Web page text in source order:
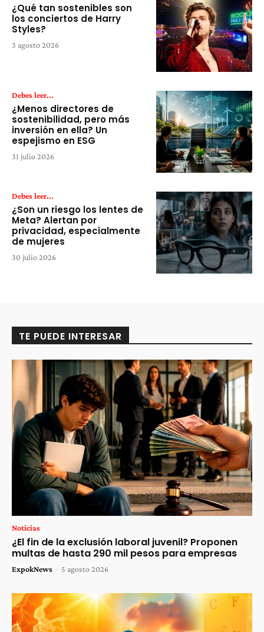
¿Qué tan sostenibles son
los conciertos de Harry
Styles?
3 agosto 2026
Debes leer...
¿Menos directores de
sostenibilidad, pero más
inversión en ella? Un
espejismo en ESG
31 julio 2026
Debes leer...
¿Son un riesgo los lentes de
Meta? Alertan por
privacidad, especialmente
de mujeres
30 julio 2026
TE PUEDE INTERESAR
Noticias
¿El fin de la exclusión laboral juvenil? Proponen
multas de hasta 290 mil pesos para empresas
ExpokNews - 5 agosto 2026